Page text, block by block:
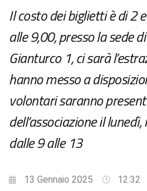
Il costo dei biglietti è di 2
alle 9,00, presso la sede
Gianturco 1, ci sarà
hanno messo a
volontari saranno
dell’associazione il
dalle 9 alle 13
13 Gennaio 2025
12:32